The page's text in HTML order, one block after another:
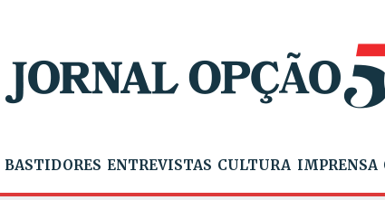
BASTIDORES ENTREVISTAS CULTURA IMPRENSA